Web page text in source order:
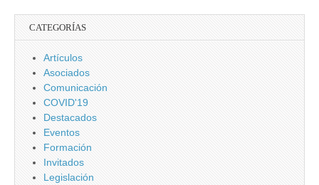
CATEGORÍAS
Artículos
Asociados
Comunicación
COVID'19
Destacados
Eventos
Formación
Invitados
Legislación